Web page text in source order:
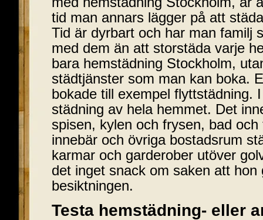
tid man annars lägger på att
Tid är dyrbart och har man familj
med dem än att storstäda varje
bara hemstädning Stockholm,
städtjänster som man kan boka.
bokade till exempel flyttstädning.
städning av hela hemmet. Det
spisen, kylen och frysen, bad
innebär och övriga bostadsrum
karmar och garderober utöver
det inget snack om saken att hon
besiktningen.
Testa hemstädning- eller